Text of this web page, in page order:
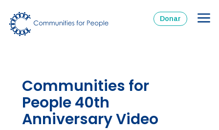
Donar
Communities for
People 40th
Anniversary Video